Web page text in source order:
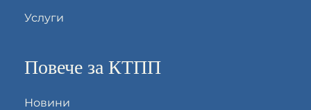
Услуги
Повече за КТПП
Новини